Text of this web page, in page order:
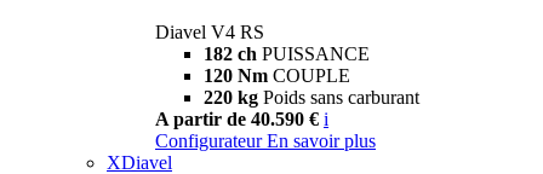
Diavel V4 RS
182 ch PUISSANCE
120 Nm COUPLE
220 kg Poids sans carburant
A partir de 40.590 € i
Configurateur En savoir plus
XDiavel